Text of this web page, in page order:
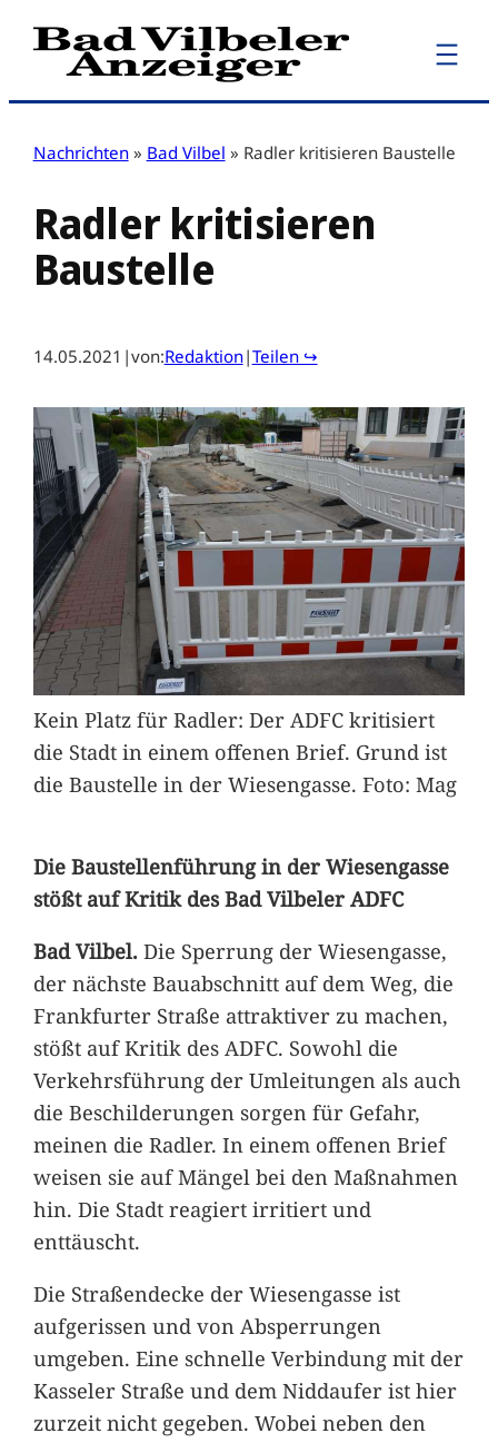
Zum
Inhalt
Nachrichten » Bad Vilbel » Radler kritisieren Baustelle
Radler kritisieren
Baustelle
14.05.2021 |von:Redaktion|Teilen ↪
Kein Platz für Radler: Der ADFC kritisiert
die Stadt in einem offenen Brief. Grund ist
die Baustelle in der Wiesengasse. Foto: Mag
Die Baustellenführung in der Wiesengasse
stößt auf Kritik des Bad Vilbeler ADFC
Bad Vilbel.Die Sperrung der Wiesengasse,
der nächste Bauabschnitt auf dem Weg, die
Frankfurter Straße attraktiver zu machen,
stößt auf Kritik des ADFC. Sowohl die
Verkehrsführung der Umleitungen als auch
die Beschilderungen sorgen für Gefahr,
meinen die Radler. In einem offenen Brief
weisen sie auf Mängel bei den Maßnahmen
hin. Die Stadt reagiert irritiert und
enttäuscht.
Die Straßendecke der Wiesengasse ist
aufgerissen und von Absperrungen
umgeben. Eine schnelle Verbindung mit der
Kasseler Straße und dem Niddaufer ist hier
zurzeit nicht gegeben. Wobei neben den